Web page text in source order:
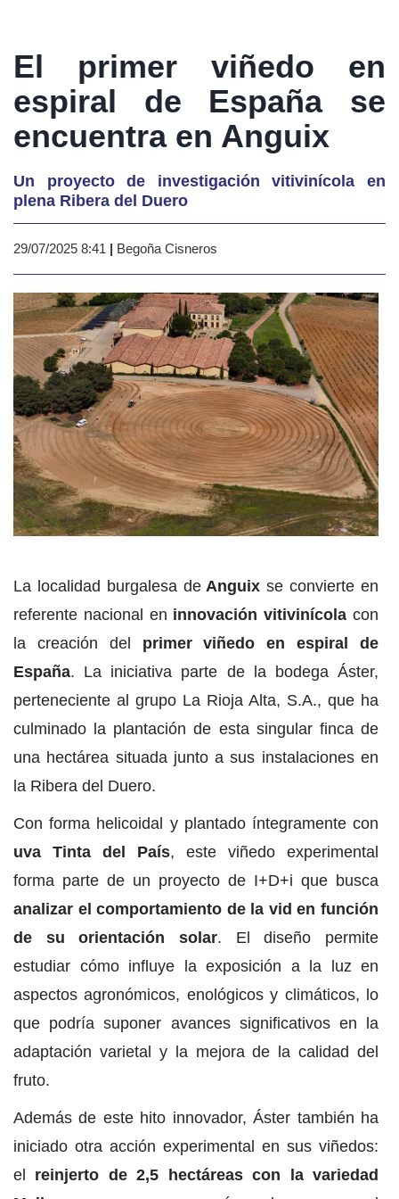
El primer viñedo en
espiral de España se
encuentra en Anguix
Un proyecto de investigación vitivinícola en
plena Ribera del Duero
29/07/2025 8:41 | Begoña Cisneros
La localidad burgalesa deAnguixse convierte en
referente nacional en innovación vitivinícola con
la creación del primer viñedo en espiral de
España. La iniciativa parte de la bodega Áster,
perteneciente al grupo La Rioja Alta, S.A., que ha
culminado la plantación de esta singular finca de
una hectárea situada junto a sus instalaciones en
la Ribera del Duero.
Con forma helicoidal y plantado íntegramente con
uva Tinta del País, este viñedo experimental
forma parte de un proyecto de I+D+i que busca
analizar el comportamiento de la vid en función
de su orientación solar. El diseño permite
estudiar cómo influye la exposición a la luz en
aspectos agronómicos, enológicos y climáticos, lo
que podría suponer avances significativos en la
adaptación varietal y la mejora de la calidad del
fruto.
Además de este hito innovador, Áster también ha
iniciado otra acción experimental en sus viñedos:
el reinjerto de 2,5 hectáreas con la variedad